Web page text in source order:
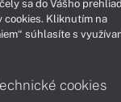
Kontakty
sa do Vášho
cookies. Kliknutím na
súhlasíte s
cookies